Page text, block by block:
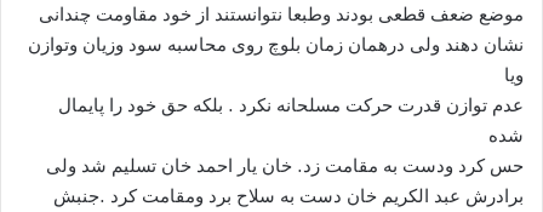
موضع ضعف قطعی بودند وطبعا نتوانستند از خود مقاومت چندانی
نشان دهند ولی درهمان زمان بلوچ روی محاسبه سود وزیان وتوازن
ویا
عدم توازن قدرت حرکت مسلحانه نکرد . بلکه حق خود را پایمال
شده
حس کرد ودست به مقامت زد. خان یار احمد خان تسلیم شد ولی
برادرش عبد الکریم خان دست به سلاح برد ومقامت کرد .جنبش